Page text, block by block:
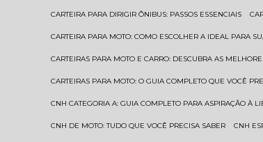
CARTEIRA PARA DIRIGIR ÔNIBUS: PASSOS ESSENCIAIS
CARTEIRA PARA MOTO: COMO ESCOLHER A IDEAL PARA
CARTEIRAS PARA MOTO E CARRO: DESCUBRA AS
CARTEIRAS PARA MOTO: O GUIA COMPLETO QUE VOCÊ
CNH CATEGORIA A: GUIA COMPLETO PARA ASPIRAÇÃO À
CNH DE MOTO: TUDO QUE VOCÊ PRECISA SABER CNH